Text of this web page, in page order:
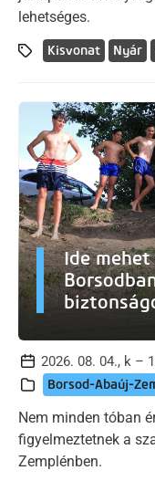
lehetséges.
Kisvonat Nyár
Ide
2026. 08. 04., k –
Borsod-Abaúj-
Nem minden tóban
figyelmeztetnek a
Zemplénben.